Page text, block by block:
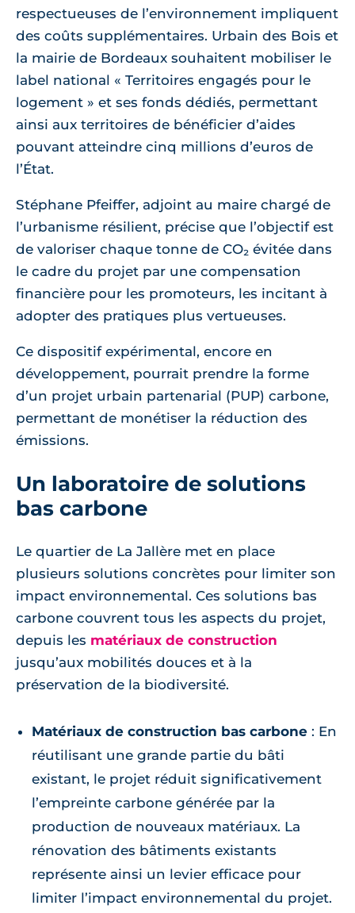
respectueuses de l’environnement impliquent
des coûts supplémentaires. Urbain des Bois et
la mairie de Bordeaux souhaitent mobiliser le
label national « Territoires engagés pour le
logement » et ses fonds dédiés, permettant
ainsi aux territoires de bénéficier d’aides
pouvant atteindre cinq millions d’euros de
l’État.
Stéphane Pfeiffer, adjoint au maire chargé de
l’urbanisme résilient, précise que l’objectif est
de valoriser chaque tonne de CO₂ évitée dans
le cadre du projet par une compensation
financière pour les promoteurs, les incitant à
adopter des pratiques plus vertueuses.
Ce dispositif expérimental, encore en
développement, pourrait prendre la forme
d’un projet urbain partenarial (PUP) carbone,
permettant de monétiser la réduction des
émissions.
Un laboratoire de solutions
bas carbone
Le quartier de La Jallère met en place
plusieurs solutions concrètes pour limiter son
impact environnemental. Ces solutions bas
carbone couvrent tous les aspects du projet,
depuis les matériaux de construction
jusqu’aux mobilités douces et à la
préservation de la biodiversité.
Matériaux de construction bas carbone : En
réutilisant une grande partie du bâti
existant, le projet réduit significativement
l’empreinte carbone générée par la
production de nouveaux matériaux. La
rénovation des bâtiments existants
représente ainsi un levier efficace pour
limiter l’impact environnemental du projet.